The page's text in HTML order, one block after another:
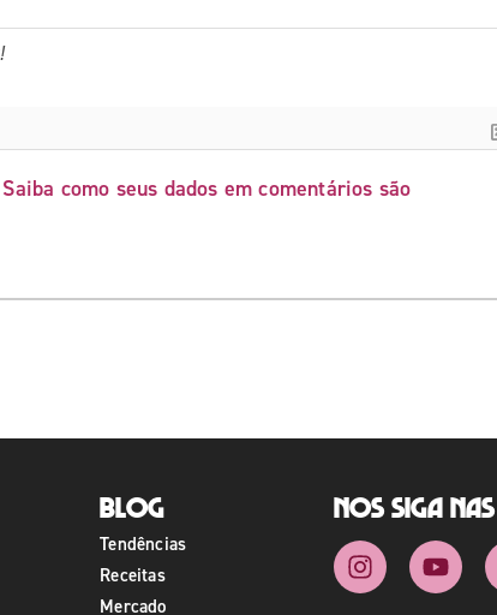
Saiba como seus dados em comentários são
Blog
Tendências
Receitas
Mercado
Nos siga